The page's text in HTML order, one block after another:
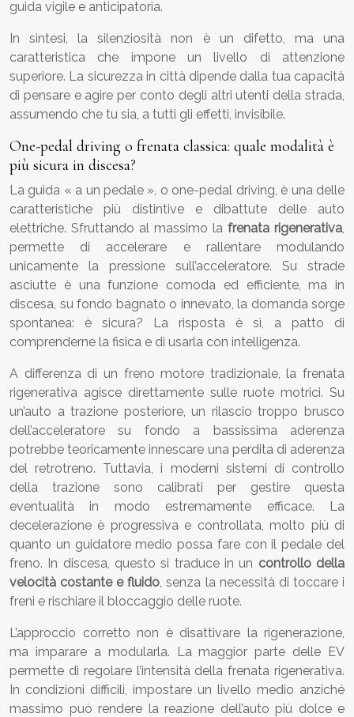
guida vigile e anticipatoria.
In sintesi, la silenziosità non è un difetto, ma una
caratteristica che impone un livello di attenzione
superiore. La sicurezza in città dipende dalla tua capacità
di pensare e agire per conto degli altri utenti della strada,
assumendo che tu sia, a tutti gli effetti, invisibile.
One-pedal driving o frenata classica: quale modalità è
più sicura in discesa?
La guida « a un pedale », o one-pedal driving, è una delle
caratteristiche più distintive e dibattute delle auto
elettriche. Sfruttando al massimo la frenata rigenerativa,
permette di accelerare e rallentare modulando
unicamente la pressione sull’acceleratore. Su strade
asciutte è una funzione comoda ed efficiente, ma in
discesa, su fondo bagnato o innevato, la domanda sorge
spontanea: è sicura? La risposta è sì, a patto di
comprenderne la fisica e di usarla con intelligenza.
A differenza di un freno motore tradizionale, la frenata
rigenerativa agisce direttamente sulle ruote motrici. Su
un’auto a trazione posteriore, un rilascio troppo brusco
dell’acceleratore su fondo a bassissima aderenza
potrebbe teoricamente innescare una perdita di aderenza
del retrotreno. Tuttavia, i moderni sistemi di controllo
della trazione sono calibrati per gestire questa
eventualità in modo estremamente efficace. La
decelerazione è progressiva e controllata, molto più di
quanto un guidatore medio possa fare con il pedale del
freno. In discesa, questo si traduce in un controllo della
velocità costante e fluido, senza la necessità di toccare i
freni e rischiare il bloccaggio delle ruote.
L’approccio corretto non è disattivare la rigenerazione,
ma imparare a modularla. La maggior parte delle EV
permette di regolare l’intensità della frenata rigenerativa.
In condizioni difficili, impostare un livello medio anziché
massimo può rendere la reazione dell’auto più dolce e